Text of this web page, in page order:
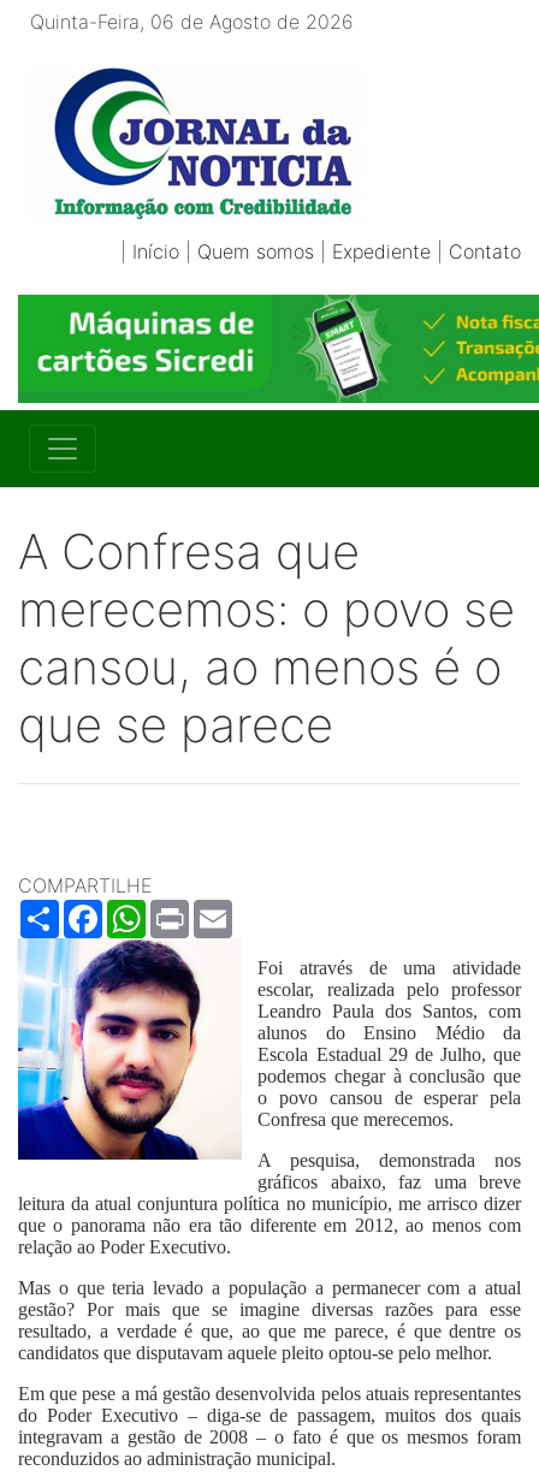
Quinta-Feira, 06 de Agosto de 2026
Início Quem somos Expediente Contato
A Confresa que
merecemos: o povo se
cansou, ao menos é o
que se parece
COMPARTILHE
ShareFacebookWhatsApp
Print
Foi através de uma atividade
escolar, realizada pelo professor
Leandro Paula dos Santos, com
alunos do Ensino Médio da
Escola Estadual 29 de Julho, que
podemos chegar à conclusão que
o povo cansou de esperar pela
Confresa que merecemos.
A pesquisa, demonstrada nos
gráficos abaixo, faz uma breve
leitura da atual conjuntura política no município, me arrisco dizer
que o panorama não era tão diferente em 2012, ao menos com
relação ao Poder Executivo.
Mas o que teria levado a população a permanecer com a atual
gestão? Por mais que se imagine diversas razões para esse
resultado, a verdade é que, ao que me parece, é que dentre os
candidatos que disputavam aquele pleito optou-se pelo melhor.
Em que pese a má gestão desenvolvida pelos atuais representantes
do Poder Executivo – diga-se de passagem, muitos dos quais
integravam a gestão de 2008 – o fato é que os mesmos foram
reconduzidos ao administração municipal.